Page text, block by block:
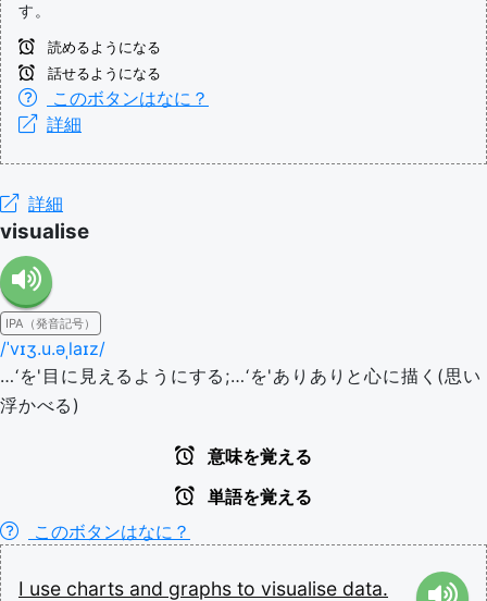
す。
読めるようになる
話せるようになる
このボタンはなに？
詳細
詳細
visualise
IPA（発音記号）
/ˈvɪʒ.u.əˌlaɪz/
…‘を'目に見えるようにする;…‘を'ありありと心に描く(思い
浮かべる)
意味を覚える
単語を覚える
このボタンはなに？
I use charts and graphs to visualise data.